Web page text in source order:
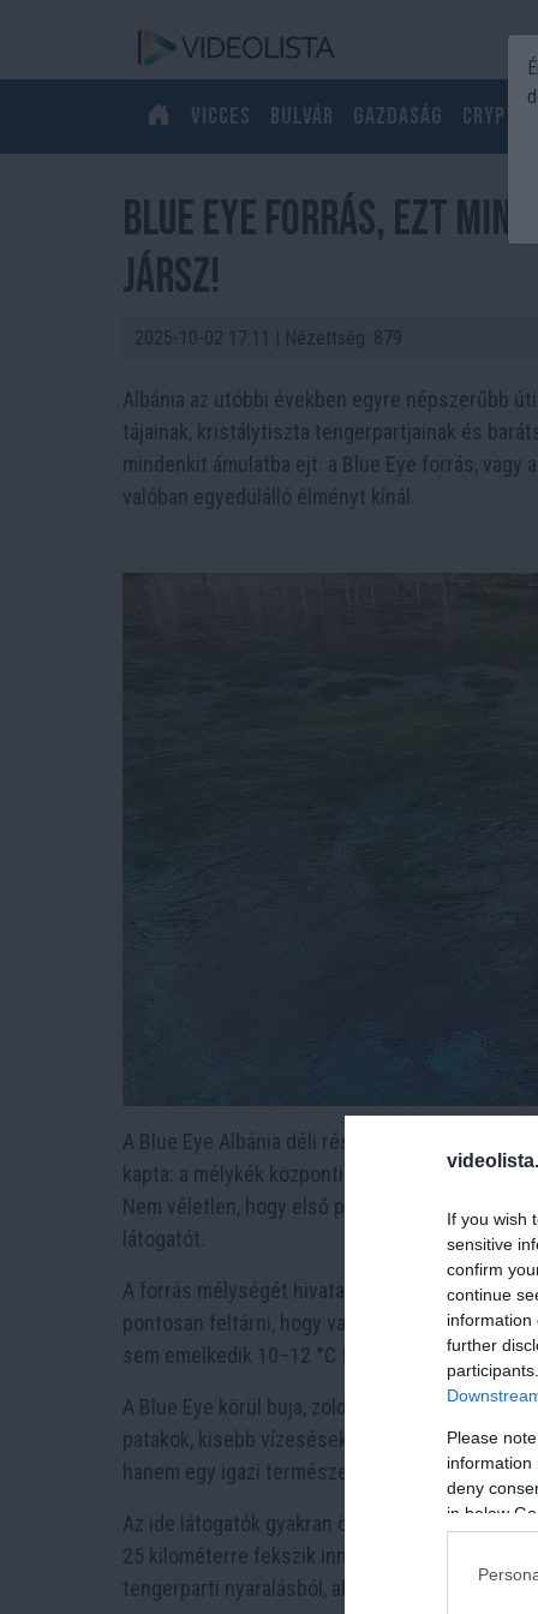
If you wish
sensitive
confirm
continue
information
further
Please
information
deny
in below
Vicces Bulvár Gazdaság Crypto
Blue Eye forrás, ezt
jársz!
2025-10-02 17:11 | Nézettség: 879
Albánia az utóbbi években egyre népszerűbb
tájainak, kristálytiszta tengerpartjainak és
mindenkit ámulatba ejt: a Blue Eye forrás, vagy
valóban egyedülálló élményt kínál.
A Blue Eye Albánia déli részén, Gjirokastër
kapta: a mélykék központi rész úgy fest, mint
Nem véletlen, hogy első pillantásra egy óriási
látogatót.
A forrás mélységét hivatalosan több mint 50
pontosan feltárni, hogy valójában milyen
sem emelkedik 10–12 °C fölé, így nem csoda,
A Blue Eye körül buja, zöldellő erdő terül el,
patakok, kisebb vízesések és tavacskák
hanem egy igazi természeti élmény, ahol a
Az ide látogatók gyakran összekötik a
25 kilométerre fekszik innen, míg a történelmi
tengerparti nyaralásból, akár egy kulturális